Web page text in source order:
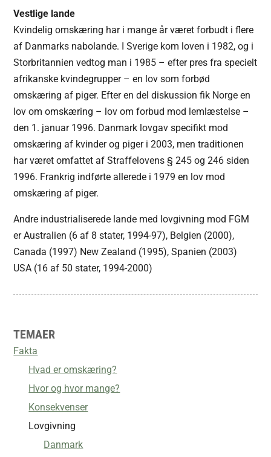
Vestlige lande
Kvindelig omskæring har i mange år været forbudt i flere
af Danmarks nabolande. I Sverige kom loven i 1982, og i
Storbritannien vedtog man i 1985 – efter pres fra specielt
afrikanske kvindegrupper – en lov som forbød
omskæring af piger. Efter en del diskussion fik Norge en
lov om omskæring – lov om forbud mod lemlæstelse –
den 1. januar 1996. Danmark lovgav specifikt mod
omskæring af kvinder og piger i 2003, men traditionen
har været omfattet af Straffelovens § 245 og 246 siden
1996. Frankrig indførte allerede i 1979 en lov mod
omskæring af piger.
Andre industrialiserede lande med lovgivning mod FGM
er Australien (6 af 8 stater, 1994-97), Belgien (2000),
Canada (1997) New Zealand (1995), Spanien (2003)
USA (16 af 50 stater, 1994-2000)
TEMAER
Fakta
Hvad er omskæring?
Hvor og hvor mange?
Konsekvenser
Lovgivning
Danmark